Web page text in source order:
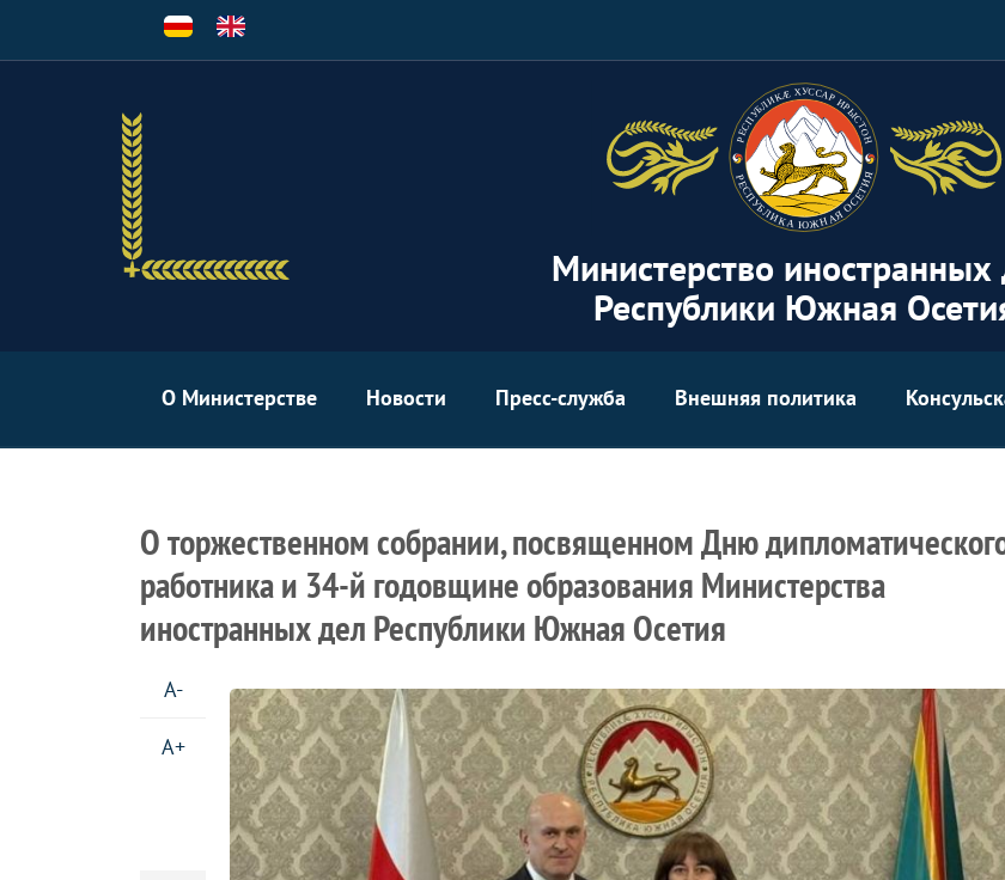
Министерство иностранных
Республики Южная
О Министерстве Новости Пресс-служба Внешняя политика
О торжественном собрании, посвященном Дню
работника и 34-й годовщине образования Министерства
иностранных дел Республики Южная Осетия
A-
A+